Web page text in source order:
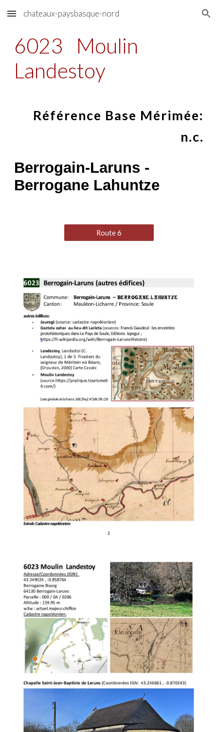
Skip to main content Skip to navigation
chateaux-paysbasque-nord
6023
Moulin
Landestoy
Référence Base Mérimée:
n.c.
Berrogain-Laruns -
Berrogane Lahuntze
Route 6